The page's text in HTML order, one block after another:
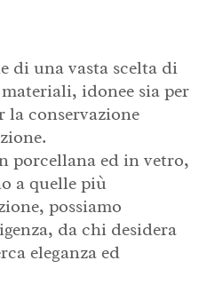
di una vasta scelta di
idonee sia per
la conservazione
porcellana ed in vetro,
a quelle più
possiamo
da chi desidera
eleganza ed